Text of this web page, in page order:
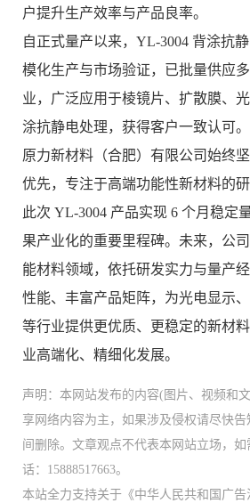
户提升生产效率与产品良率。
自正式量产以来，YL-3004 背涂抗
模化生产与市场验证，已批量供应
业，广泛应用于棱镜片、扩散膜、
涂抗静电处理，获得客户一致认可。
原力新材料（合肥）有限公司始终
优先，专注于高端功能性新材料的研
此次 YL-3004 产品实现 6 个月稳定
果产业化的重要里程碑。未来，公
能材料领域，依托研发实力与量产
性能、丰富产品矩阵，为光电显示
等行业提供更优质、更稳定的新材
业高端化、精细化发展。
声明：本网站发布的内容(图片、视频和
享网络内容为主，如果涉及侵权请尽快
间删除。文章观点不代表本网站立场，
话：15888517663。
本站全力支持关于《中华人民共和国广